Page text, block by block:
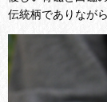
伝統柄でありながら